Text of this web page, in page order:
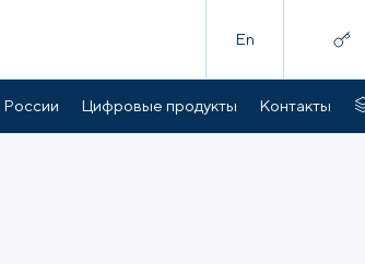
En
Цифровые продукты Контакты